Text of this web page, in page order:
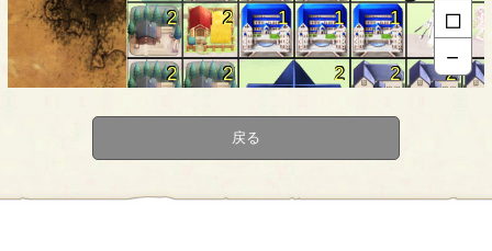
2
1
1
2 1
2 2
2 2
2
2
□
－
戻る